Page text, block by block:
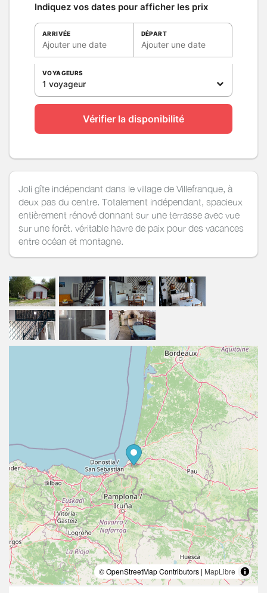
Indiquez vos dates pour afficher les prix
ARRIVÉE
Ajouter une date
DÉPART
Ajouter une date
VOYAGEURS
1 voyageur
Vérifier la disponibilité
Joli gîte indépendant dans le village de Villefranque, à
deux pas du centre. Totalement indépendant, spacieux
entièrement rénové donnant sur une terrasse avec vue
sur une forêt. véritable havre de paix pour des vacances
entre océan et montagne.
© OpenStreetMap Contributors | MapLibre